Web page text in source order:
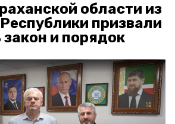
области из
призвали
и порядок